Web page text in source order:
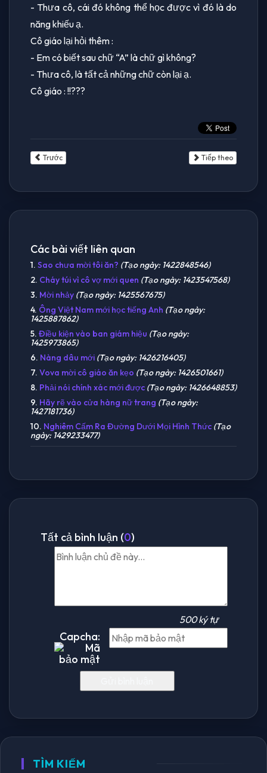
- Thưa cô, cái đó không thể học được vì đó là do
năng khiếu ạ.
Cô giáo lại hỏi thêm :
- Em có biết sau chữ “A” là chữ gì không?
- Thưa cô, là tất cả những chữ còn lại ạ.
Cô giáo : !!???
Trước Tiếp theo
Các bài viết liên quan
1. Sao chưa mời tôi ăn? (Tạo ngày: 1422848546)
2. Cháy túi vì cô vợ mới quen (Tạo ngày: 1423547568)
3. Mời nhảy (Tạo ngày: 1425567675)
4. Ông Việt Nam mới học tiếng Anh (Tạo ngày:
1425887862)
5. Điều kiện vào ban giám hiệu (Tạo ngày:
1425973865)
6. Nàng dâu mới (Tạo ngày: 1426216405)
7. Vova mời cô giáo ăn kẹo (Tạo ngày: 1426501661)
8. Phải nói chính xác mới được (Tạo ngày: 1426648853)
9. Hãy rẽ vào cửa hàng nữ trang (Tạo ngày:
1427181736)
10. Nghiêm Cấm Ra Đường Dưới Mọi Hình Thức (Tạo
ngày: 1429233477)
Tất cả bình luận (0)
500 ký tự
Capcha:
TÌM KIẾM